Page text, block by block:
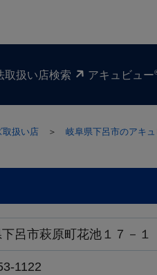
取扱い​店検索 アキュビュー
取扱い店 ＞ 岐阜県下呂市のアキ
呂市萩原町花池１７－１
1122